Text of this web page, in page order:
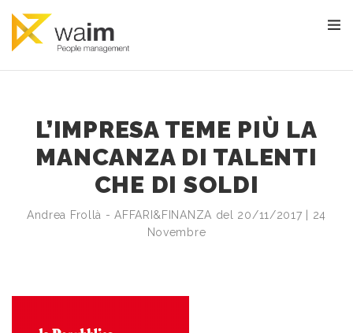
L’IMPRESA TEME PIÙ LA
MANCANZA DI TALENTI
CHE DI SOLDI
Andrea Frollà - AFFARI&FINANZA del 20/11/2017 | 24
Novembre